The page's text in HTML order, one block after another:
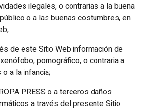
ilegales, o contrarias a la buena
o a las buenas costumbres, en
de este Sitio Web información de
pornográfico, o contraria a
a la infancia;
PRESS o a terceros daños
a través del presente Sitio